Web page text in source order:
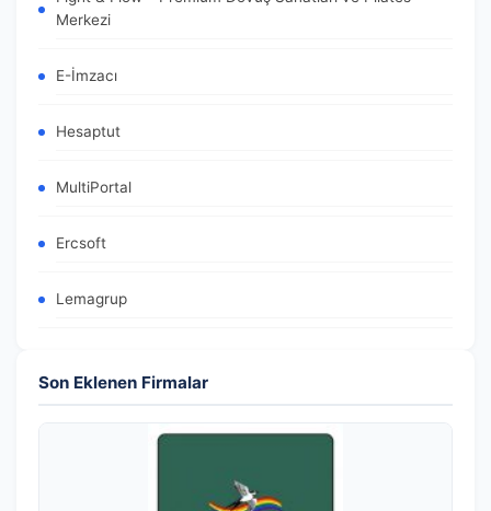
Merkezi
E-İmzacı
Hesaptut
MultiPortal
Ercsoft
Lemagrup
Son Eklenen Firmalar